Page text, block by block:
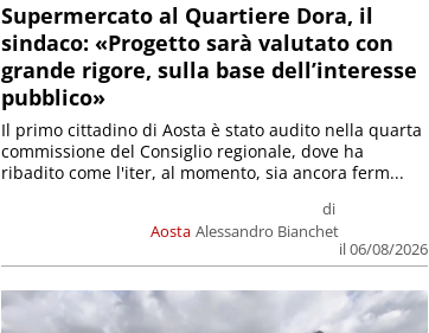
Supermercato al Quartiere Dora, il
sindaco: «Progetto sarà valutato con
grande rigore, sulla base dell’interesse
pubblico»
Aosta
di
Alessandro Bianchet
il 06/08/2026
Il primo cittadino di Aosta è stato audito nella quarta
commissione del Consiglio regionale, dove ha
ribadito come l'iter, al momento, sia ancora ferm...